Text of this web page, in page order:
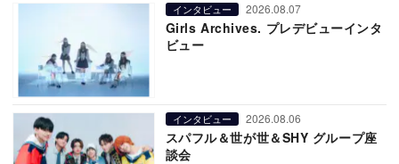
インタビュー 2026.08.07
Girls Archives. プレデビューインタ
ビュー
インタビュー 2026.08.06
スパフル＆世が世＆SHY グループ座
談会